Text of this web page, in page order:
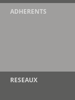
ADHERENTS
RESEAUX